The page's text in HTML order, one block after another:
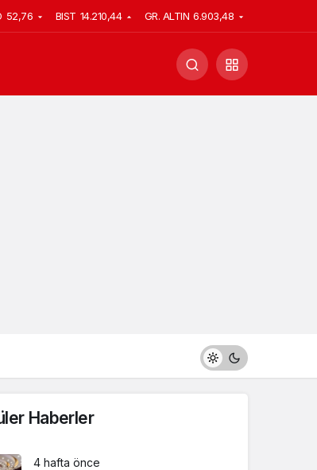
52,76 BIST 14.210,44 GR. ALTIN 6.903,48
Haberler
4 hafta önce